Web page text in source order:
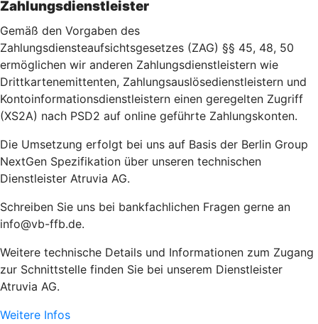
Zahlungsdienstleister
Gemäß den Vorgaben des
Zahlungsdiensteaufsichtsgesetzes (ZAG) §§ 45, 48, 50
ermöglichen wir anderen Zahlungsdienstleistern wie
Drittkartenemittenten, Zahlungsauslösedienstleistern und
Kontoinformationsdienstleistern einen geregelten Zugriff
(XS2A) nach PSD2 auf online geführte Zahlungskonten.
Die Umsetzung erfolgt bei uns auf Basis der Berlin Group
NextGen Spezifikation über unseren technischen
Dienstleister Atruvia AG.
Schreiben Sie uns bei bankfachlichen Fragen gerne an
info@vb-ffb.de.
Weitere technische Details und Informationen zum Zugang
zur Schnittstelle finden Sie bei unserem Dienstleister
Atruvia AG.
Weitere Infos